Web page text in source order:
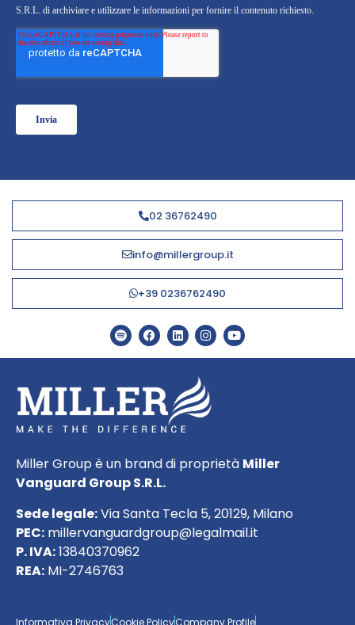
02 36762490
info@millergroup.it
+39 0236762490
Miller Group è un brand di proprietà Miller
Vanguard Group S.R.L.
Sede legale:Via Santa Tecla 5, 20129, Milano
PEC: millervanguardgroup@legalmail.it
P. IVA:13840370962
REA: MI-2746763